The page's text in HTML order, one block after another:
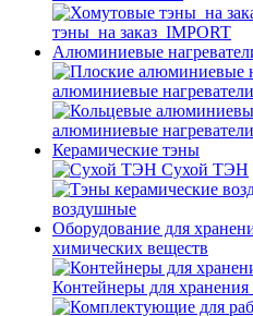
тэны_на заказ_IMPORT
Алюминиевые
алюминиевые нагреватели
алюминиевые нагреватели
Керамические тэны
Сухой ТЭН
воздушные
Оборудование для
химических веществ
Контейнеры для